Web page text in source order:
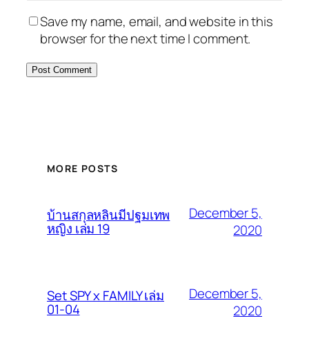
Save my name, email, and website in this
browser for the next time I comment.
MORE POSTS
บ้านสกุลหลินมีปฐมเทพ
หญิง เล่ม 19
December 5,
2020
Set SPY x FAMILY เล่ม
01-04
December 5,
2020